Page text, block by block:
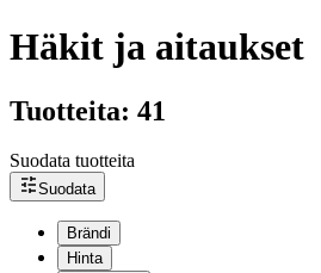
Häkit ja aitaukset
Tuotteita: 41
Suodata tuotteita
Suodata
Brändi
Hinta